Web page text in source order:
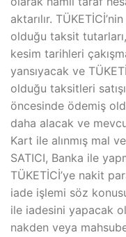
aktarılır.
olduğu taksit
kesim tarihleri
yansıyacak ve
olduğu taksitleri
öncesinde ödemiş
daha alacak ve
Kart ile alınmış mal
SATICI, Banka ile
TÜKETİCİ’ye nakit
iade işlemi söz
ile iadesini yapacak
nakden veya